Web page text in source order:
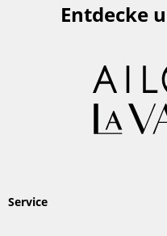
Entdecke
Service